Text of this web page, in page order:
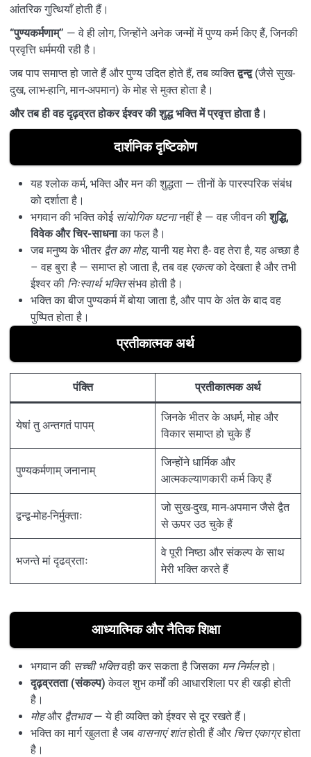
आंतरिक गुत्थियाँ होती हैं।
“पुण्यकर्मणाम्” — वे ही लोग, जिन्होंने अनेक जन्मों में पुण्य कर्म किए हैं, जिनकी
प्रवृत्ति धर्ममयी रही है।
जब पाप समाप्त हो जाते हैं और पुण्य उदित होते हैं, तब व्यक्तिद्वन्द्व(जैसे सुख-
दुख, लाभ-हानि, मान-अपमान) के मोह से मुक्त होता है।
और तब ही वह दृढ़व्रत होकर ईश्वर की शुद्ध भक्ति में प्रवृत्त होता है।
दार्शनिक दृष्टिकोण
यह श्लोक कर्म, भक्ति और मन की शुद्धता — तीनों के पारस्परिक संबंध
को दर्शाता है।
भगवान की भक्ति कोई सांयोगिक घटनानहीं है — वह जीवन कीशुद्धि,
विवेक और चिर-साधनाका फल है।
जब मनुष्य के भीतर द्वैत का मोह, यानी यह मेरा है- वह तेरा है, यह अच्छा है
– वह बुरा है — समाप्त हो जाता है, तब वह एकत्वको देखता है और तभी
ईश्वर की निःस्वार्थ भक्तिसंभव होती है।
भक्ति का बीज पुण्यकर्म में बोया जाता है, और पाप के अंत के बाद वह
पुष्पित होता है।
प्रतीकात्मक अर्थ
पंक्ति प्रतीकात्मक अर्थ
येषां तु अन्तगतं पापम्
जिनके भीतर के अधर्म, मोह और
विकार समाप्त हो चुके हैं
पुण्यकर्मणाम् जनानाम्
जिन्होंने धार्मिक और
आत्मकल्याणकारी कर्म किए हैं
द्वन्द्व-मोह-निर्मुक्ताः
जो सुख-दुख, मान-अपमान जैसे द्वैत
से ऊपर उठ चुके हैं
भजन्ते मां दृढव्रताः
वे पूरी निष्ठा और संकल्प के साथ
मेरी भक्ति करते हैं
आध्यात्मिक और नैतिक शिक्षा
भगवान की सच्ची भक्तिवही कर सकता है जिसका मन निर्मलहो।
दृढ़व्रतता (संकल्प) केवल शुभ कर्मों की आधारशिला पर ही खड़ी होती
है।
मोहऔर द्वैतभाव— ये ही व्यक्ति को ईश्वर से दूर रखते हैं।
भक्ति का मार्ग खुलता है जब वासनाएं शांतहोती हैं और चित्त एकाग्रहोता
है।